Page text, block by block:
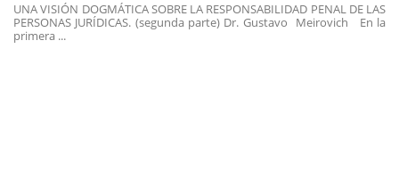
UNA VISIÓN DOGMÁTICA SOBRE LA RESPONSABILIDAD PENAL DE LAS
PERSONAS JURÍDICAS. (segunda parte) Dr. Gustavo Meirovich En la
primera ...